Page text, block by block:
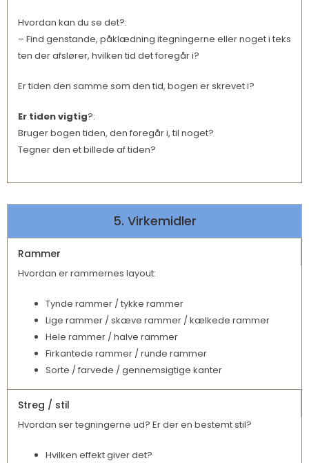
Hvordan kan du se det?:
– Find genstande, påklædning itegningerne eller noget i teks
ten der afslører, hvilken tid det foregår i?
Er tiden den samme som den tid, bogen er skrevet i?
Er tiden vigtig?:
Bruger bogen tiden, den foregår i, til noget?
Tegner den et billede af tiden?
5. Virkemidler
Rammer
Hvordan er rammernes layout:
Tynde rammer / tykke rammer
Lige rammer / skæve rammer / kælkede rammer
Hele rammer / halve rammer
Firkantede rammer / runde rammer
Sorte / farvede / gennemsigtige kanter
Streg / stil
Hvordan ser tegningerne ud? Er der en bestemt stil?
Hvilken effekt giver det?